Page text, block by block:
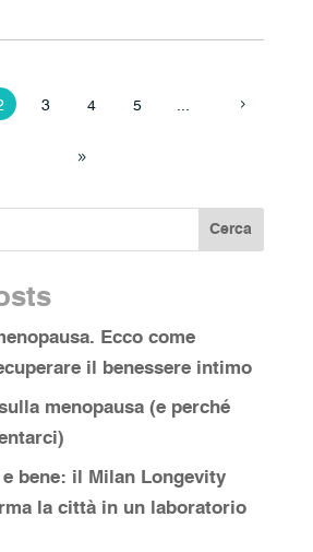
3 4 5
Cerca
Ecco come
il benessere intimo
menopausa (e perché
bene: il Milan Longevity
la città in un laboratorio